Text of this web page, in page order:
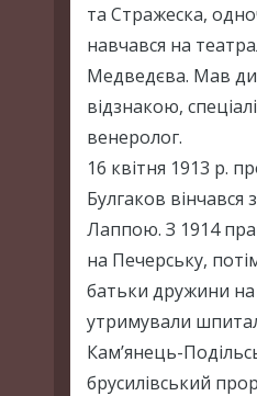
та Стражеска,
навчався на
Медведєва. Мав
відзнакою,
венеролог.
16 квітня 1913 р.
Булгаков вінчався
Лаппою. З 1914
на Печерську,
батьки дружини
утримували
Кам’янець-
брусилівський